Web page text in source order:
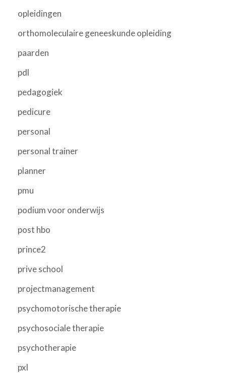
opleidingen
orthomoleculaire geneeskunde opleiding
paarden
pdl
pedagogiek
pedicure
personal
personal trainer
planner
pmu
podium voor onderwijs
post hbo
prince2
prive school
projectmanagement
psychomotorische therapie
psychosociale therapie
psychotherapie
pxl